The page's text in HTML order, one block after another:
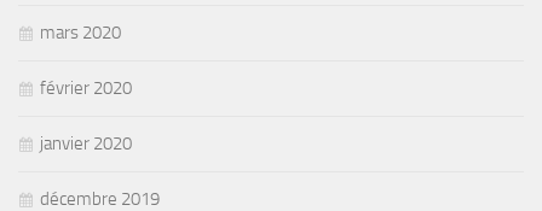
mars 2020
février 2020
janvier 2020
décembre 2019